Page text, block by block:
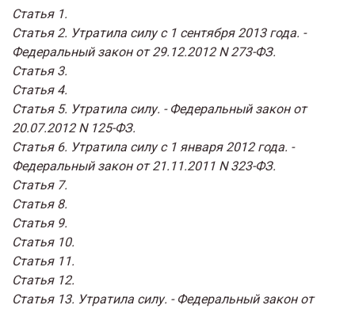
Статья 1.
Статья 2. Утратила силу с 1 сентября 2013 года. -
Федеральный закон от 29.12.2012 N 273-ФЗ.
Статья 3.
Статья 4.
Статья 5. Утратила силу. - Федеральный закон от
20.07.2012 N 125-ФЗ.
Статья 6. Утратила силу с 1 января 2012 года. -
Федеральный закон от 21.11.2011 N 323-ФЗ.
Статья 7.
Статья 8.
Статья 9.
Статья 10.
Статья 11.
Статья 12.
Статья 13. Утратила силу. - Федеральный закон от